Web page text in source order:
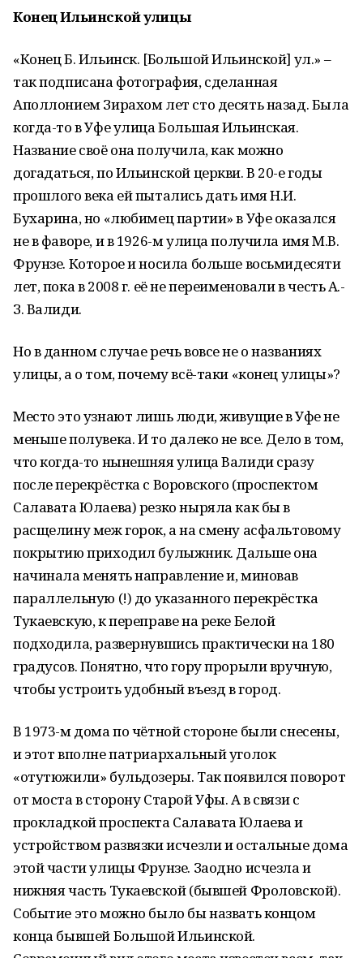
Конец Ильинской улицы
«Конец Б. Ильинск. [Большой Ильинской] ул.» –
так подписана фотография, сделанная
Аполлонием Зирахом лет сто десять назад. Была
когда-то в Уфе улица Большая Ильинская.
Название своё она получила, как можно
догадаться, по Ильинской церкви. В 20-е годы
прошлого века ей пытались дать имя Н.И.
Бухарина, но «любимец партии» в Уфе оказался
не в фаворе, и в 1926-м улица получила имя М.В.
Фрунзе. Которое и носила больше восьмидесяти
лет, пока в 2008 г. её не переименовали в честь А.-
З. Валиди.
Но в данном случае речь вовсе не о названиях
улицы, а о том, почему всё-таки «конец улицы»?
Место это узнают лишь люди, живущие в Уфе не
меньше полувека. И то далеко не все. Дело в том,
что когда-то нынешняя улица Валиди сразу
после перекрёстка с Воровского (проспектом
Салавата Юлаева) резко ныряла как бы в
расщелину меж горок, а на смену асфальтовому
покрытию приходил булыжник. Дальше она
начинала менять направление и, миновав
параллельную (!) до указанного перекрёстка
Тукаевскую, к переправе на реке Белой
подходила, развернувшись практически на 180
градусов. Понятно, что гору прорыли вручную,
чтобы устроить удобный въезд в город.
В 1973-м дома по чётной стороне были снесены,
и этот вполне патриархальный уголок
«отутюжили» бульдозеры. Так появился поворот
от моста в сторону Старой Уфы. А в связи с
прокладкой проспекта Салавата Юлаева и
устройством развязки исчезли и остальные дома
этой части улицы Фрунзе. Заодно исчезла и
нижняя часть Тукаевской (бывшей Фроловской).
Событие это можно было бы назвать концом
конца бывшей Большой Ильинской.